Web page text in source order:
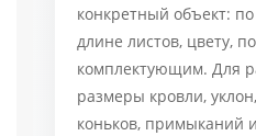
конкретный объект:
длине листов, цвету,
комплектующим. Для
размеры кровли,
коньков, примыканий